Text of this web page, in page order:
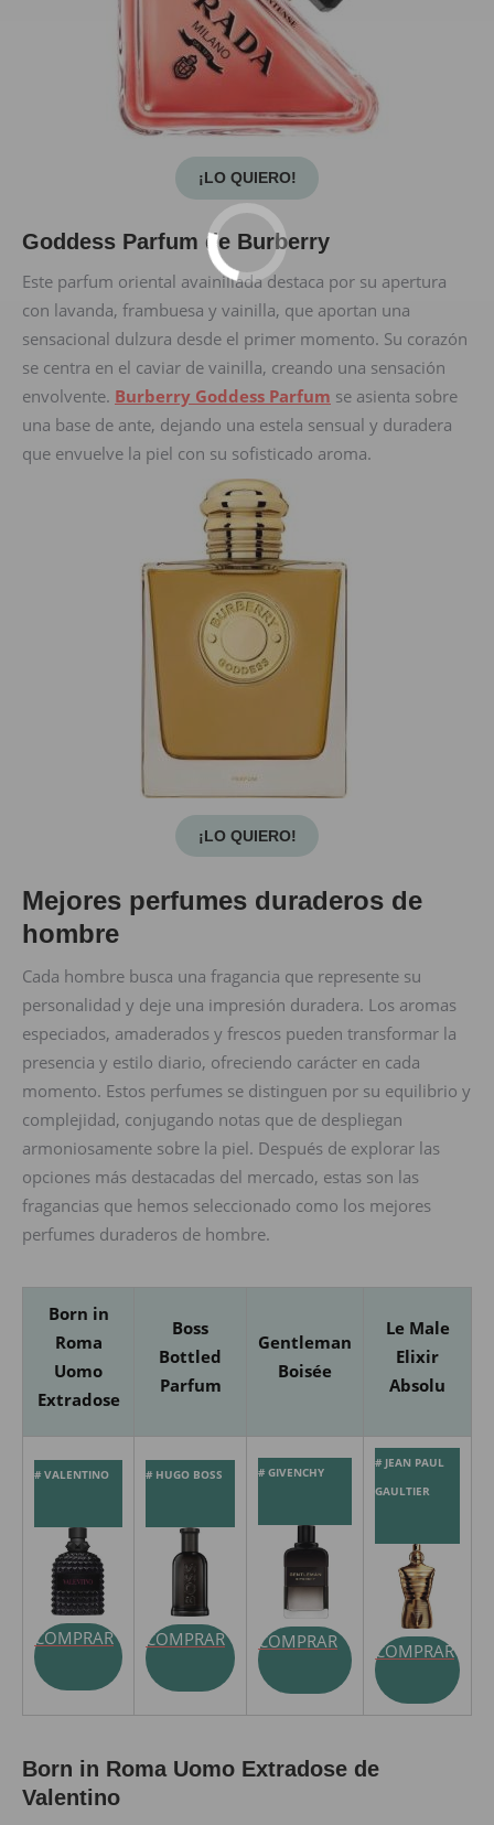
¡LO QUIERO!
Goddess Parfum de Burberry
Este parfum oriental avainillada destaca por su apertura
con lavanda, frambuesa y vainilla, que aportan una
sensacional dulzura desde el primer momento. Su corazón
se centra en el caviar de vainilla, creando una sensación
envolvente. Burberry Goddess Parfum se asienta sobre
una base de ante, dejando una estela sensual y duradera
que envuelve la piel con su sofisticado aroma.
¡LO QUIERO!
Mejores perfumes duraderos de
hombre
Cada hombre busca una fragancia que represente su
personalidad y deje una impresión duradera. Los aromas
especiados, amaderados y frescos pueden transformar la
presencia y estilo diario, ofreciendo carácter en cada
momento. Estos perfumes se distinguen por su equilibrio y
complejidad, conjugando notas que de despliegan
armoniosamente sobre la piel. Después de explorar las
opciones más destacadas del mercado, estas son las
fragancias que hemos seleccionado como los mejores
perfumes duraderos de hombre.
Born in
Roma
Uomo
Extradose
Boss
Bottled
Parfum
Gentleman
Boisée
Le Male
Elixir
Absolu
# VALENTINO
COMPRAR
# HUGO BOSS
COMPRAR
# GIVENCHY
COMPRAR
# JEAN PAUL
GAULTIER
COMPRAR
Born in Roma Uomo Extradose de
Valentino